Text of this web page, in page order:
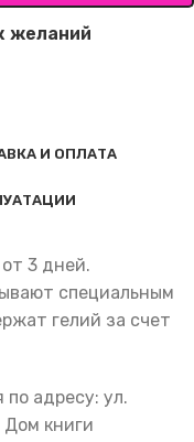
желаний
И ОПЛАТА
3 дней.
специальным
гелий за счет
адресу: ул.
Дом книги